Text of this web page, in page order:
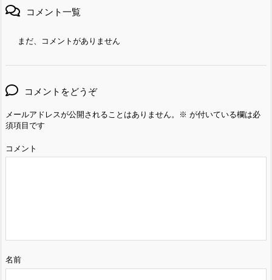
コメント一覧
まだ、コメントがありません
コメントをどうぞ
メールアドレスが公開されることはありません。 ※ が付いている欄は必
須項目です
コメント
名前